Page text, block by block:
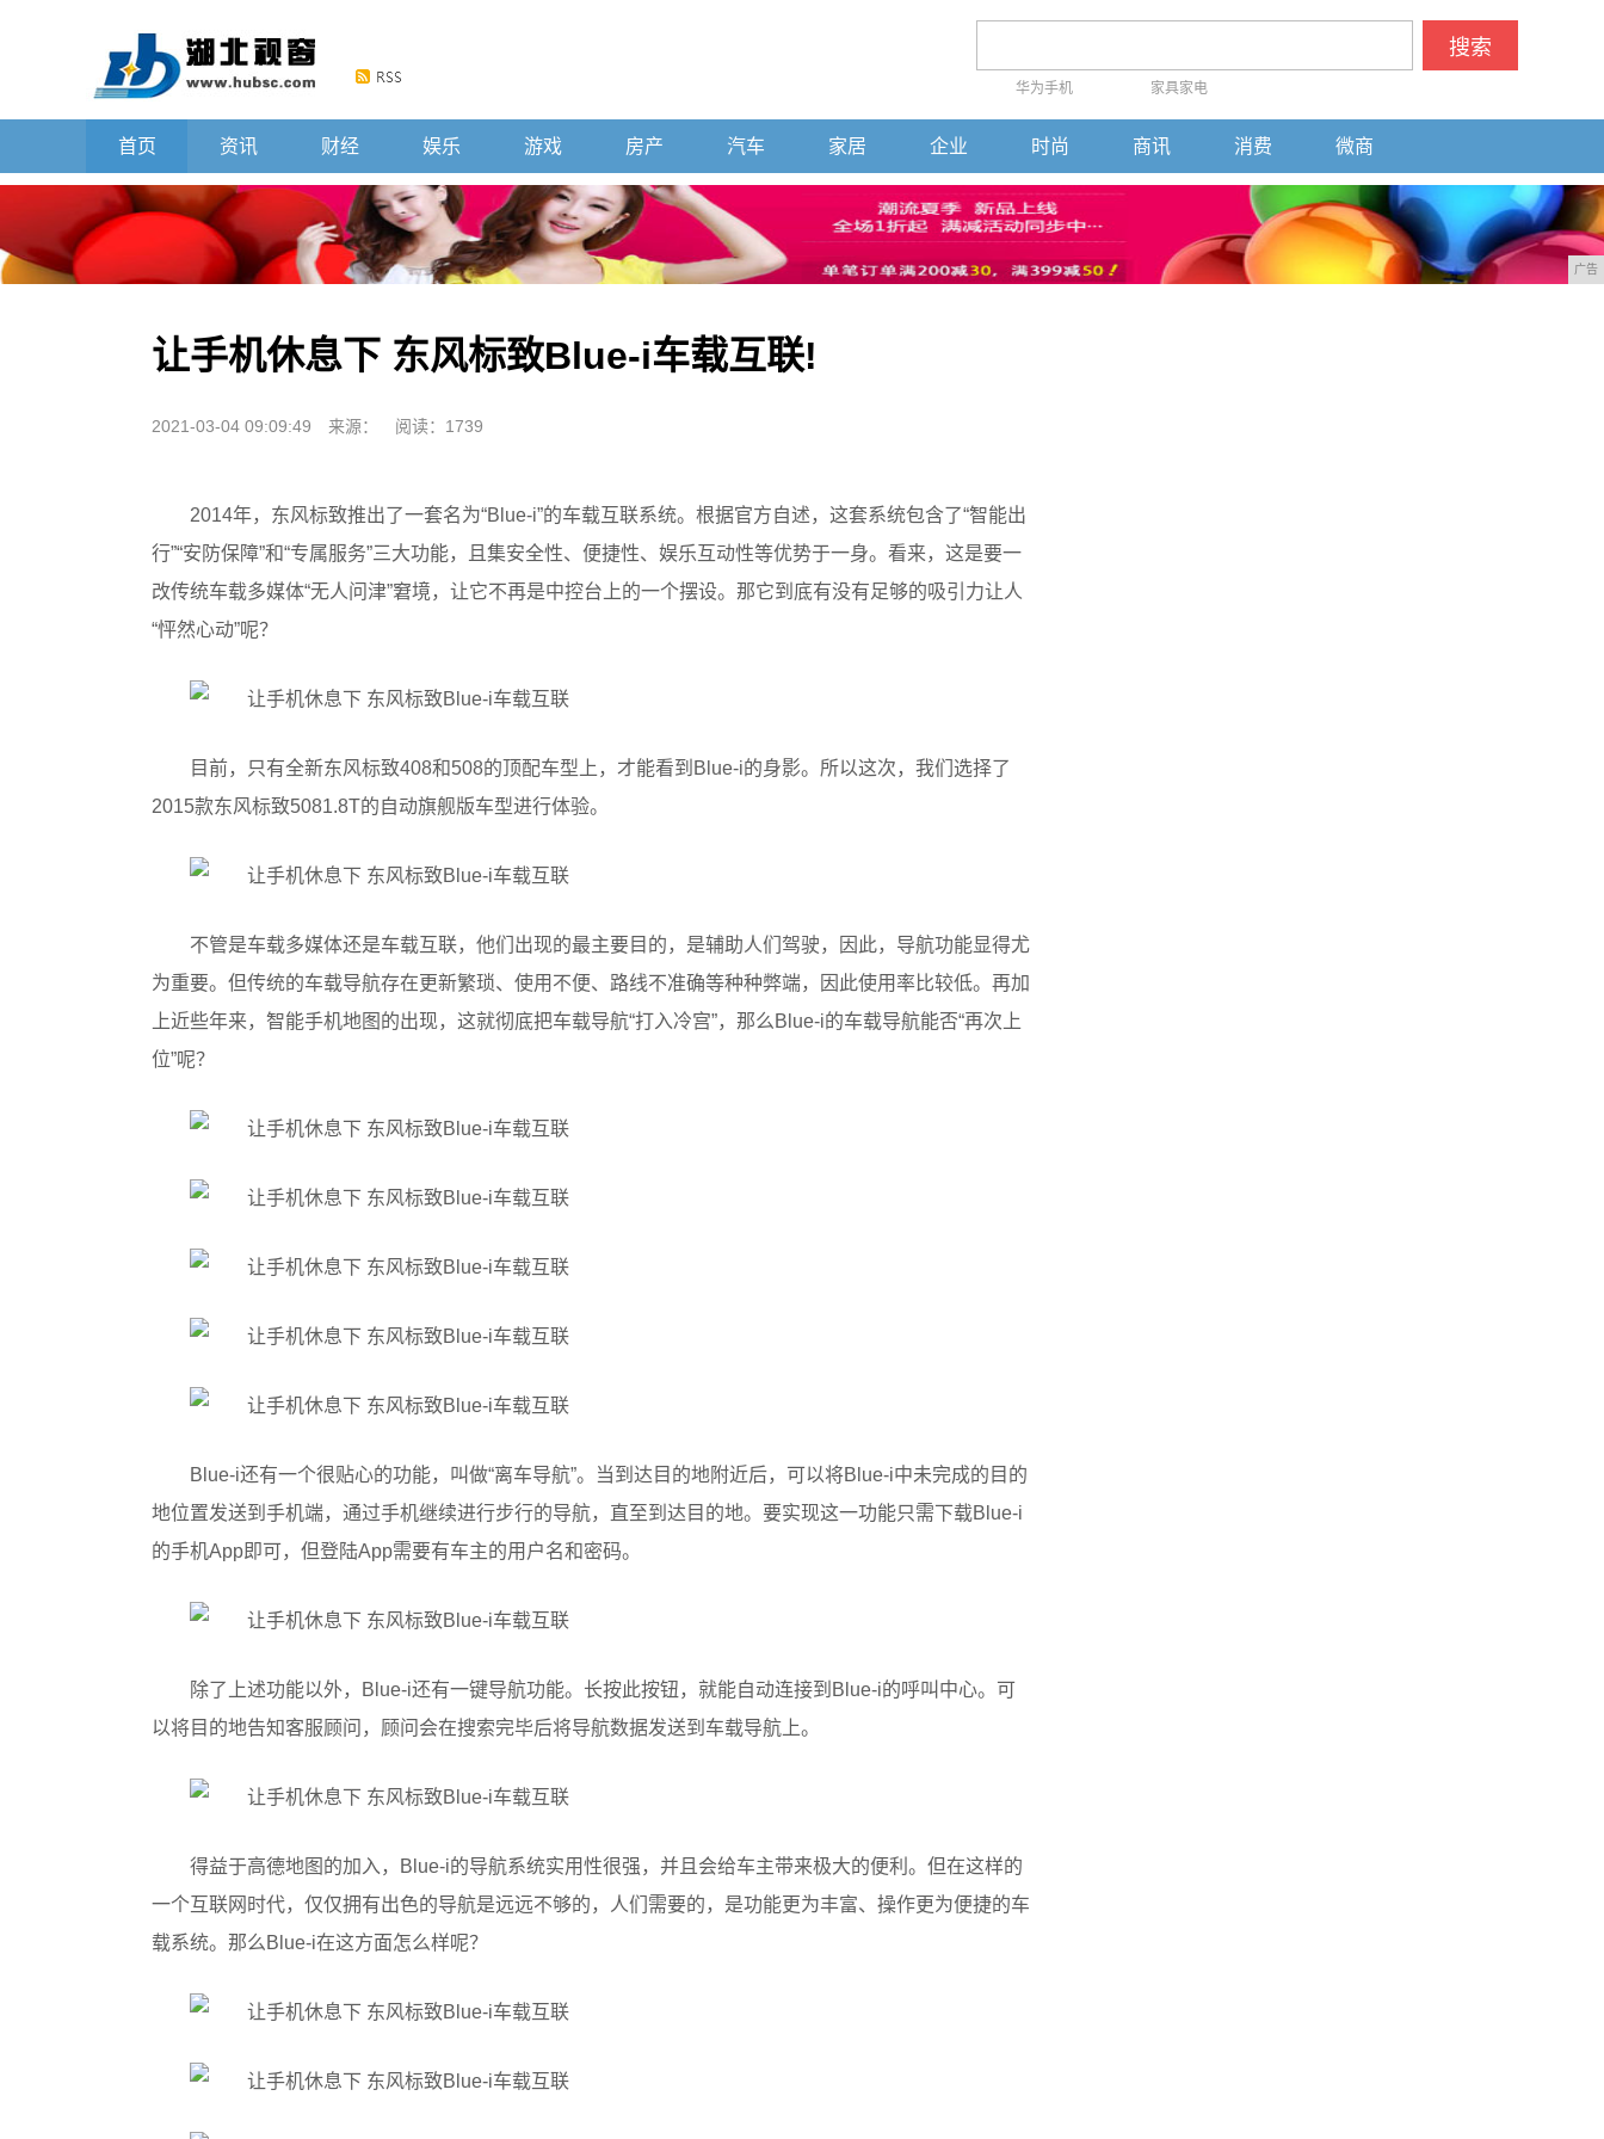
搜索
华为手机 家具家电
首页 资讯 财经 娱乐 游戏 房产 汽车 家居 企业 时尚 商讯 消费 微商
广告
让手机休息下 东风标致Blue-i车载互联!
2021-03-04 09:09:49 来源： 阅读：1739
2014年，东风标致推出了一套名为“Blue-i”的车载互联系统。根据官方自述，这套系统包含了“智能出
行”“安防保障”和“专属服务”三大功能，且集安全性、便捷性、娱乐互动性等优势于一身。看来，这是要一
改传统车载多媒体“无人问津”窘境，让它不再是中控台上的一个摆设。那它到底有没有足够的吸引力让人
“怦然心动”呢？
目前，只有全新东风标致408和508的顶配车型上，才能看到Blue-i的身影。所以这次，我们选择了
2015款东风标致5081.8T的自动旗舰版车型进行体验。
不管是车载多媒体还是车载互联，他们出现的最主要目的，是辅助人们驾驶，因此，导航功能显得尤
为重要。但传统的车载导航存在更新繁琐、使用不便、路线不准确等种种弊端，因此使用率比较低。再加
上近些年来，智能手机地图的出现，这就彻底把车载导航“打入冷宫”，那么Blue-i的车载导航能否“再次上
位”呢？
Blue-i还有一个很贴心的功能，叫做“离车导航”。当到达目的地附近后，可以将Blue-i中未完成的目的
地位置发送到手机端，通过手机继续进行步行的导航，直至到达目的地。要实现这一功能只需下载Blue-i
的手机App即可，但登陆App需要有车主的用户名和密码。
除了上述功能以外，Blue-i还有一键导航功能。长按此按钮，就能自动连接到Blue-i的呼叫中心。可
以将目的地告知客服顾问，顾问会在搜索完毕后将导航数据发送到车载导航上。
得益于高德地图的加入，Blue-i的导航系统实用性很强，并且会给车主带来极大的便利。但在这样的
一个互联网时代，仅仅拥有出色的导航是远远不够的，人们需要的，是功能更为丰富、操作更为便捷的车
载系统。那么Blue-i在这方面怎么样呢？